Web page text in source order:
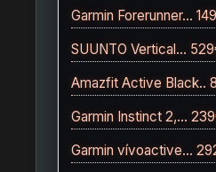
Garmin Forerunner…
SUUNTO Vertical…
Amazfit Active Black..
Garmin Instinct 2,…
Garmin vívoactive…